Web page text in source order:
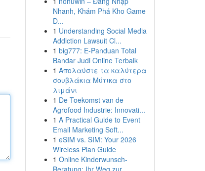
Nhanh, Khám Phá Kho Game
Đ...
1 Understanding Social Media
Addiction Lawsuit Cl...
1 big777: E-Panduan Total
Bandar Judi Online Terbaik
1 Απολαύστε τα καλύτερα
σουβλάκια Μύτικα στο
λιμάνι
1 De Toekomst van de
Agrofood Industrie: Innovati...
1 A Practical Guide to Event
Email Marketing Soft...
1 eSIM vs. SIM: Your 2026
Wireless Plan Guide
1 Online Kinderwunsch-
Beratung: Ihr Weg zur